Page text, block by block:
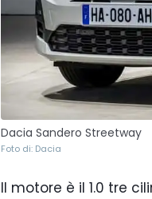
Dacia Sandero Streetway
Foto di: Dacia
Il motore è il 1.0 tre